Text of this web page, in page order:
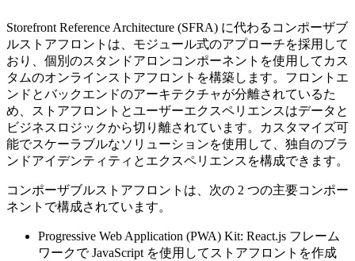
Storefront Reference Architecture (SFRA) に代わるコンポーザブ
ルストアフロントは、モジュール式のアプローチを採用して
おり、個別のスタンドアロンコンポーネントを使用してカス
タムのオンラインストアフロントを構築します。フロントエ
ンドとバックエンドのアーキテクチャが分離されているた
め、ストアフロントとユーザーエクスペリエンスはデータと
ビジネスロジックから切り離されています。カスタマイズ可
能でスケーラブルなソリューションを使用して、独自のブラ
ンドアイデンティティとエクスペリエンスを構成できます。
コンポーザブルストアフロントは、次の 2 つの主要コンポー
ネントで構成されています。
Progressive Web Application (PWA) Kit: React.js フレーム
ワークで JavaScript を使用してストアフロントを作成